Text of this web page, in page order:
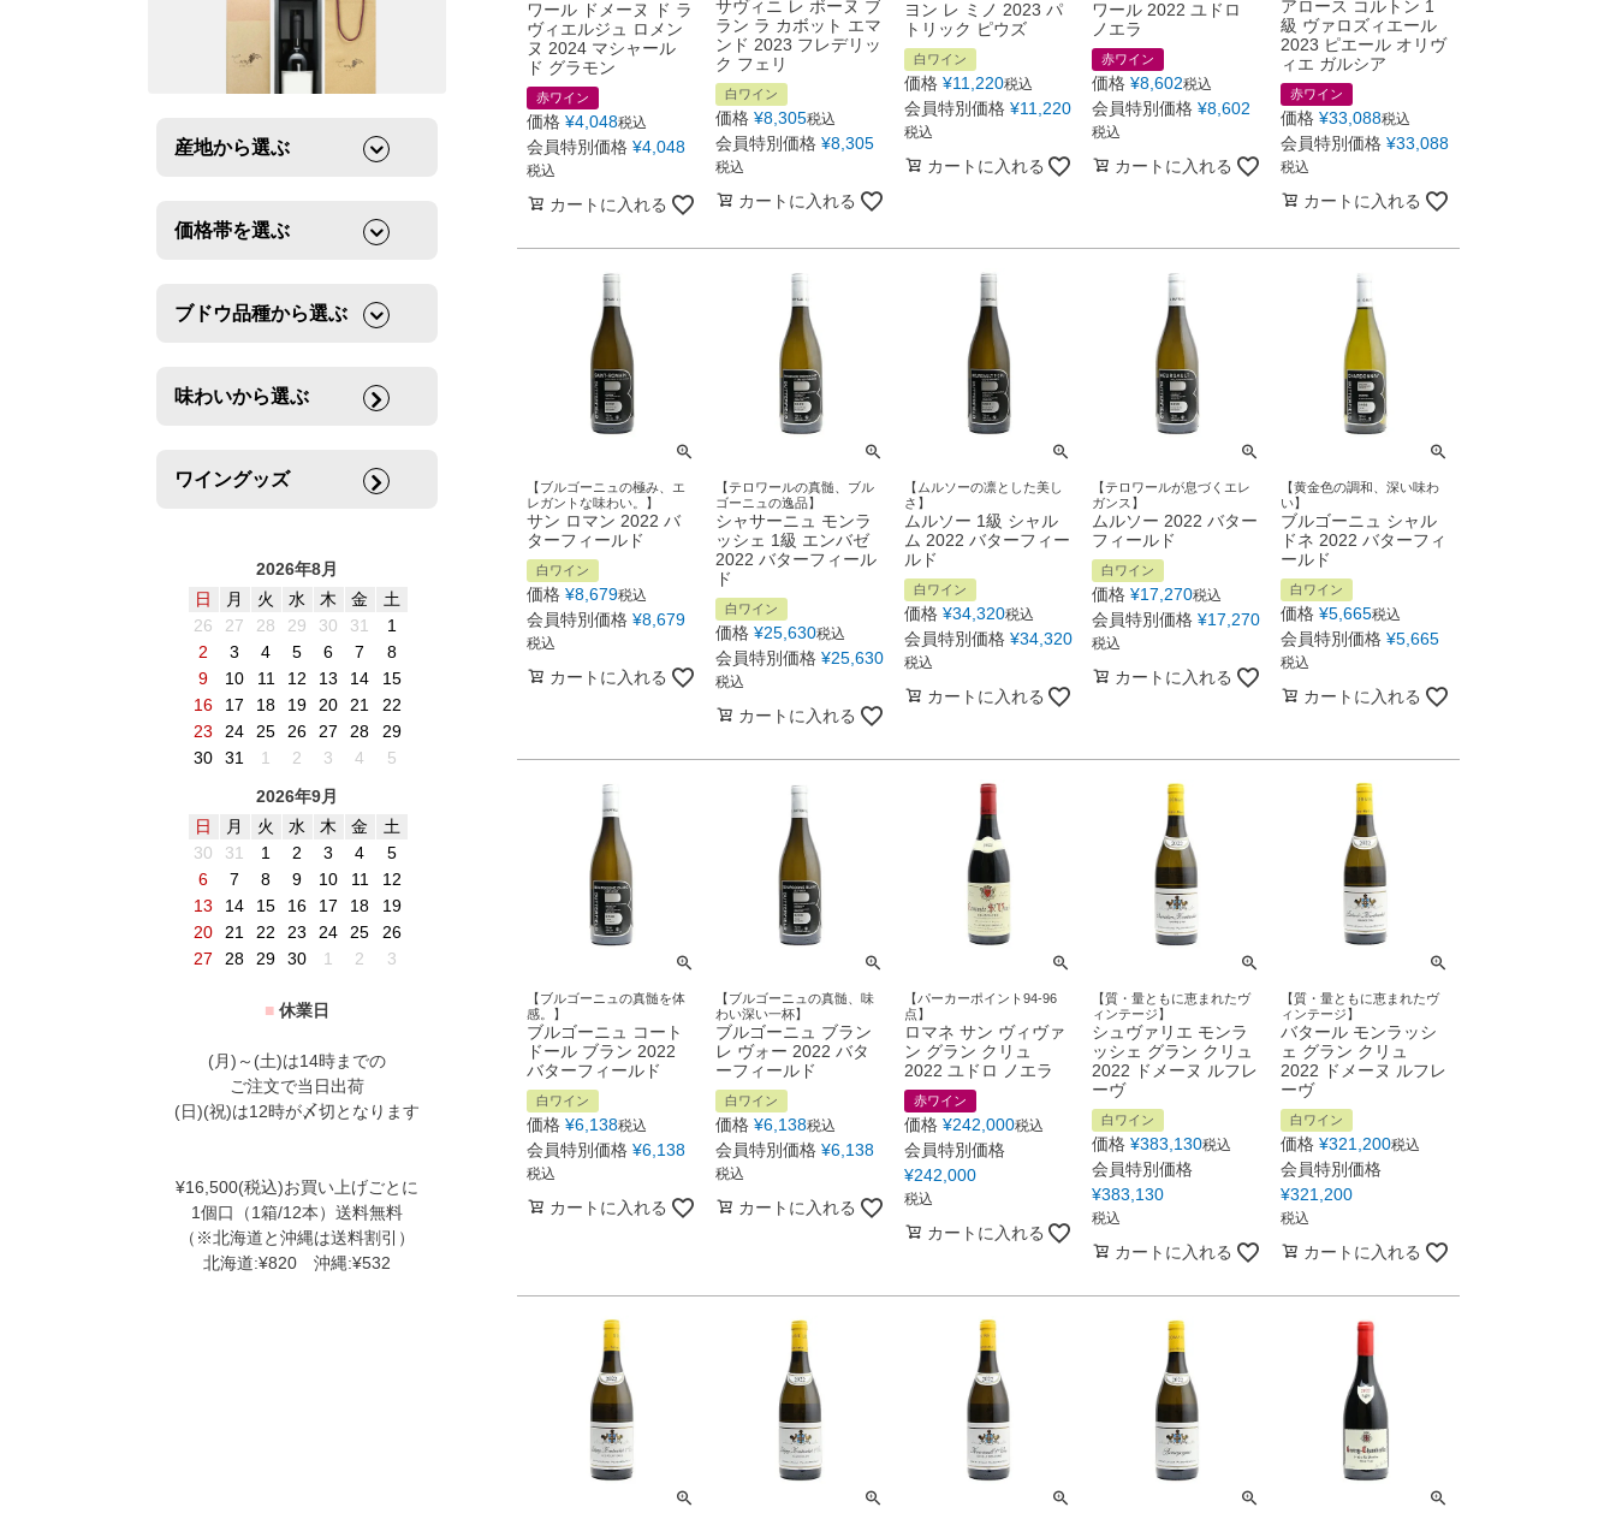
産地から選ぶ
価格帯を選ぶ
ブドウ品種から選ぶ
味わいから選ぶ
ワイングッズ
2026年8月
日
月 火 水 木 金
土
26
27 28 29 30 31
1
2
3 4 5 6 7
8
9
10 11 12 13 14
15
16
17 18 19 20 21
22
23
24 25 26 27 28
29
30
31 1 2 3 4
5
2026年9月
日
月 火 水 木 金
土
30
31 1 2 3 4
5
6
7 8 9 10 11
12
13
14 15 16 17 18
19
20
21 22 23 24 25
26
27
28 29 30 1 2 3
■ 休業日
(月)～(土)は14時までの
ご注文で当日出荷
(日)(祝)は12時が〆切となります
¥16,500(税込)お買い上げごとに
1個口（1箱/12本）送料無料
（※北海道と沖縄は送料割引）
北海道:¥820 沖縄:¥532
ワール ドメーヌ ド ラ
ヴィエルジュ ロメン
ヌ 2024 マシャール
ド グラモン
赤ワイン
価格 ¥4,048税込
会員特別価格 ¥4,048
税込
カートに入れる
サヴィニ レ ボーヌ ブ
ラン ラ カボット エマ
ンド 2023 フレデリッ
ク フェリ
白ワイン
価格 ¥8,305税込
会員特別価格 ¥8,305
税込
カートに入れる
ヨン レ ミノ 2023 パ
トリック ピウズ
白ワイン
価格 ¥11,220税込
会員特別価格 ¥11,220
税込
カートに入れる
ワール 2022 ユドロ
ノエラ
赤ワイン
価格 ¥8,602税込
会員特別価格 ¥8,602
税込
カートに入れる
アロース コルトン 1
級 ヴァロズィエール
2023 ピエール オリヴ
ィエ ガルシア
赤ワイン
価格 ¥33,088税込
会員特別価格 ¥33,088
税込
カートに入れる
【ブルゴーニュの極み、エ
レガントな味わい。】
サン ロマン 2022 バ
ターフィールド
白ワイン
価格 ¥8,679税込
会員特別価格 ¥8,679
税込
カートに入れる
【テロワールの真髄、ブル
ゴーニュの逸品】
シャサーニュ モンラ
ッシェ 1級 エンバゼ
2022 バターフィール
ド
白ワイン
価格 ¥25,630税込
会員特別価格 ¥25,630
税込
カートに入れる
【ムルソーの凛とした美し
さ】
ムルソー 1級 シャル
ム 2022 バターフィー
ルド
白ワイン
価格 ¥34,320税込
会員特別価格 ¥34,320
税込
カートに入れる
【テロワールが息づくエレ
ガンス】
ムルソー 2022 バター
フィールド
白ワイン
価格 ¥17,270税込
会員特別価格 ¥17,270
税込
カートに入れる
【黄金色の調和、深い味わ
い】
ブルゴーニュ シャル
ドネ 2022 バターフィ
ールド
白ワイン
価格 ¥5,665税込
会員特別価格 ¥5,665
税込
カートに入れる
【ブルゴーニュの真髄を体
感。】
ブルゴーニュ コート
ドール ブラン 2022
バターフィールド
白ワイン
価格 ¥6,138税込
会員特別価格 ¥6,138
税込
カートに入れる
【ブルゴーニュの真髄、味
わい深い一杯】
ブルゴーニュ ブラン
レ ヴォー 2022 バタ
ーフィールド
白ワイン
価格 ¥6,138税込
会員特別価格 ¥6,138
税込
カートに入れる
【パーカーポイント94-96
点】
ロマネ サン ヴィヴァ
ン グラン クリュ
2022 ユドロ ノエラ
赤ワイン
価格 ¥242,000税込
会員特別価格
¥242,000
税込
カートに入れる
【質・量ともに恵まれたヴ
ィンテージ】
シュヴァリエ モンラ
ッシェ グラン クリュ
2022 ドメーヌ ルフレ
ーヴ
白ワイン
価格 ¥383,130税込
会員特別価格
¥383,130
税込
カートに入れる
【質・量ともに恵まれたヴ
ィンテージ】
バタール モンラッシ
ェ グラン クリュ
2022 ドメーヌ ルフレ
ーヴ
白ワイン
価格 ¥321,200税込
会員特別価格
¥321,200
税込
カートに入れる